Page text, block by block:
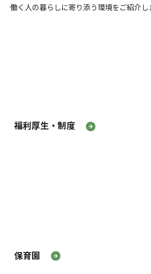
働く人の暮らしに寄り添う環境をご紹介し
福利厚生・制度
保育園